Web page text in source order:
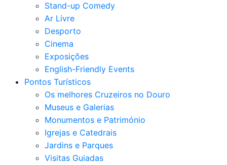
Stand-up Comedy
Ar Livre
Desporto
Cinema
Exposições
English-Friendly Events
Pontos Turísticos
Os melhores Cruzeiros no Douro​
Museus e Galerias
Monumentos e Património
Igrejas e Catedrais
Jardins e Parques
Visitas Guiadas